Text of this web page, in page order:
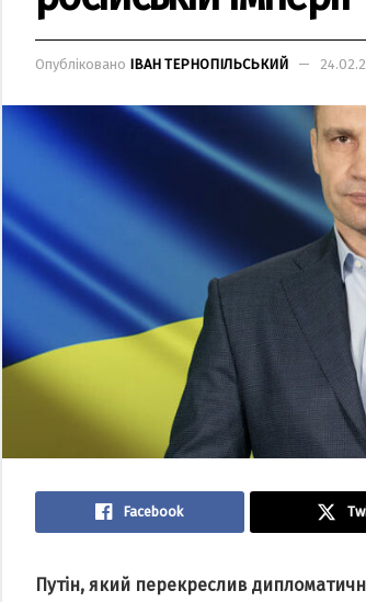
Опубліковано ІВАН ТЕРНОПІЛЬСЬКИЙ
Facebook
Путін, який перекреслив